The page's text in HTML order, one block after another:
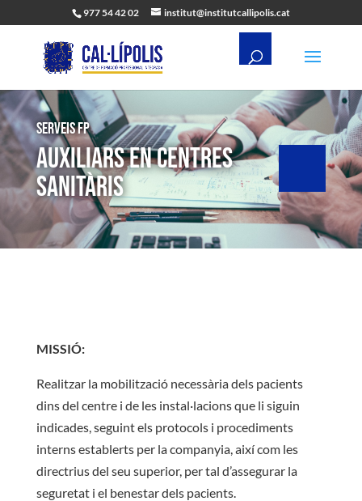
977 54 42 02 institut@institutcallipolis.cat
Serveis FP
AUXILIARS EN CENTRES
SANITÀRIS
MISSIÓ:
Realitzar la mobilització necessària dels pacients
dins del centre i de les instal·lacions que li siguin
indicades, seguint els protocols i procediments
interns establerts per la companyia, així com les
directrius del seu superior, per tal d’assegurar la
seguretat i el benestar dels pacients.